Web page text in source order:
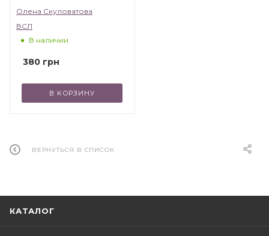
Олена Скуловатова
ВСЛ
В наличии
380 грн
В КОРЗИНУ
ВЕРНУТЬСЯ В СПИСОК
КАТАЛОГ